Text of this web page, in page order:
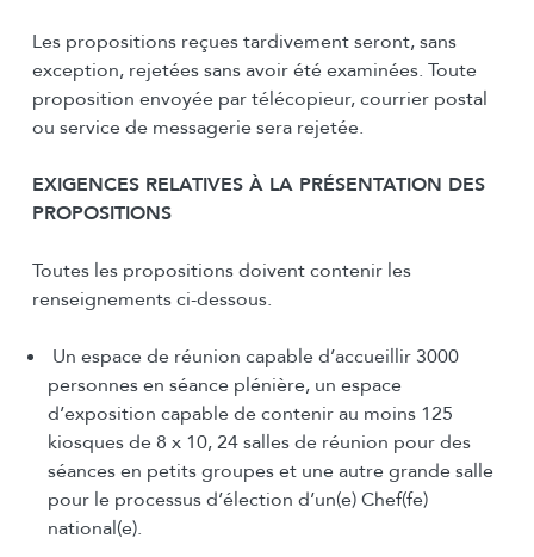
Les propositions reçues tardivement seront, sans
exception, rejetées sans avoir été examinées. Toute
proposition envoyée par télécopieur, courrier postal
ou service de messagerie sera rejetée.
EXIGENCES RELATIVES À LA PRÉSENTATION DES
PROPOSITIONS
Toutes les propositions doivent contenir les
renseignements ci-dessous.
Un espace de réunion capable d’accueillir 3000
personnes en séance plénière, un espace
d’exposition capable de contenir au moins 125
kiosques de 8 x 10, 24 salles de réunion pour des
séances en petits groupes et une autre grande salle
pour le processus d’élection d’un(e) Chef(fe)
national(e).